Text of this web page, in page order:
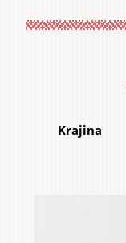
Krajina